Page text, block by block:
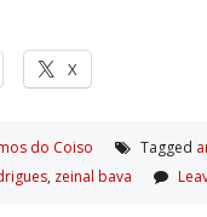
X
do Coiso Tagged
, zeinal bava